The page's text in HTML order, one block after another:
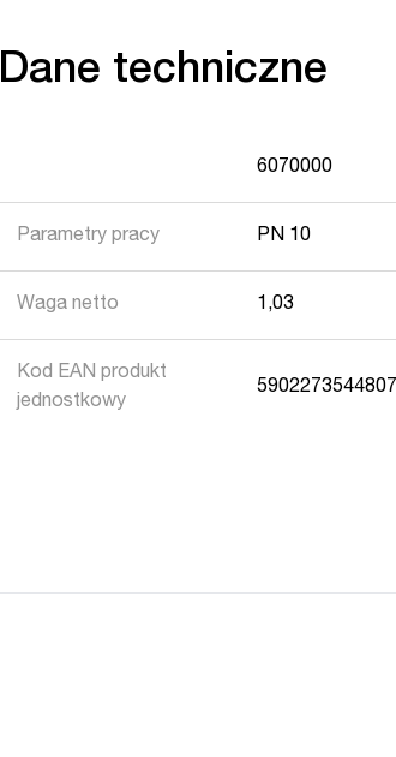
Dane techniczne
6070000
Parametry pracy PN 10
Waga netto 1,03
Kod EAN produkt
jednostkowy
5902273544807